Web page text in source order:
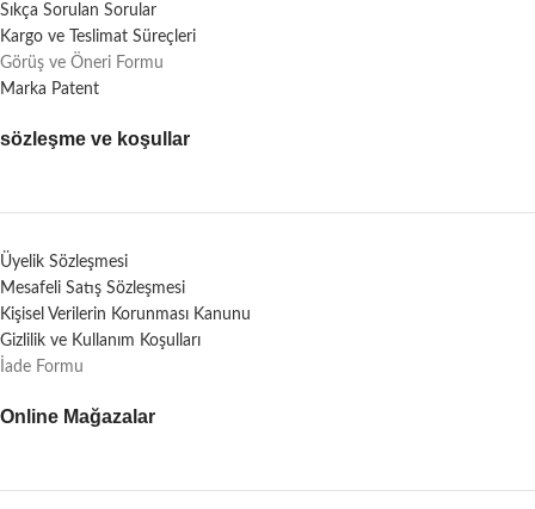
Sıkça Sorulan Sorular
Kargo ve Teslimat Süreçleri
Görüş ve Öneri Formu
Marka Patent
sözleşme ve koşullar
Üyelik Sözleşmesi
Mesafeli Satış Sözleşmesi
Kişisel Verilerin Korunması Kanunu
Gizlilik ve Kullanım Koşulları
İade Formu
Online Mağazalar